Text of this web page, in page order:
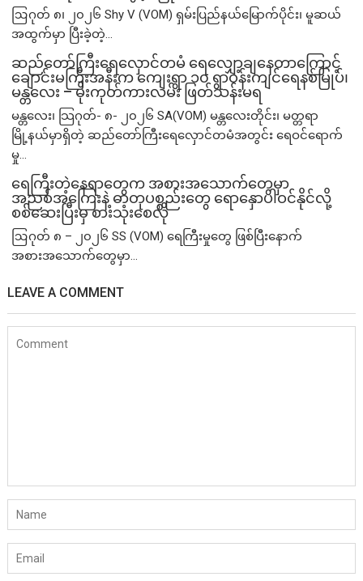
ဩဂုတ် ၈၊ ၂၀၂၆ Shy V (VOM) ရှမ်းပြည်နယ်မြောက်ပိုင်း၊ မူဆယ်
အထွက်မှာ ပြီးခဲ့တဲ့...
ဆည်တော်ကြီးရေလှောင်တမံ ရေလျှော့ချနေတာကြောင့်
ချောင်းမကြီးအနီးက ကျေးရွာ ၁၀ ရွာဝန်းကျင်ရေနစ်မြုပ်၊
မန္တလေး – မိုးကုတ်ကားလမ်း ဖြတ်သန်းမရ
မန္တလေး၊ သြဂုတ်- ၈- ၂၀၂၆ SA(VOM) မန္တလေးတိုင်း၊ မတ္တရာ
မြို့နယ်မှာရှိတဲ့ ဆည်တော်ကြီးရေလှောင်တမံအတွင်း ရေဝင်ရောက်
မှု...
ရေကြီးတဲ့​နေရာ​တွေက အစားအသောက်တွေမှာ
အညစ်အကြေးနဲ့ ဓာတုပစ္စည်းတွေ ရောနှောပါဝင်နိုင်လို့
စစ်ဆေးပြီးမှ စားသုံးစေလို
ဩဂုတ် ၈ – ၂၀၂၆ SS (VOM) ရေကြီးမှုတွေ ဖြစ်ပြီးနောက်
အစားအသောက်တွေမှာ...
LEAVE A COMMENT